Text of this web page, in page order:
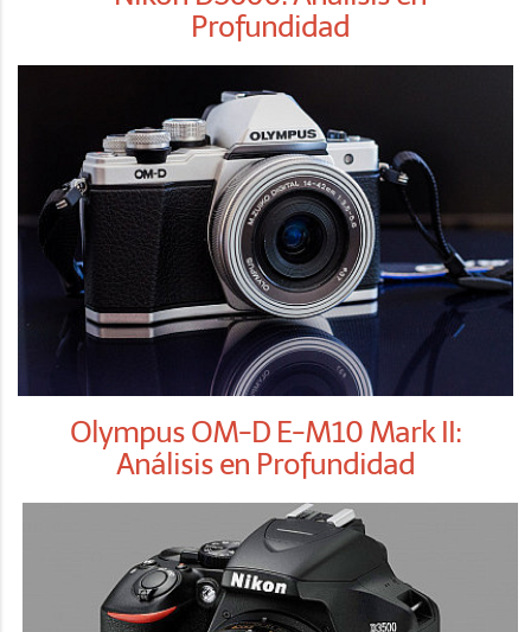
Profundidad
Olympus OM-D E-M10 Mark II:
Análisis en Profundidad